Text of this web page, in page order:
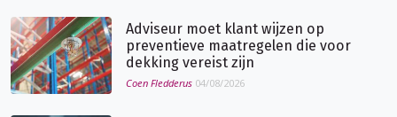
Adviseur moet klant wijzen op
preventieve maatregelen die voor
dekking vereist zijn
Coen Fledderus 04/08/2026